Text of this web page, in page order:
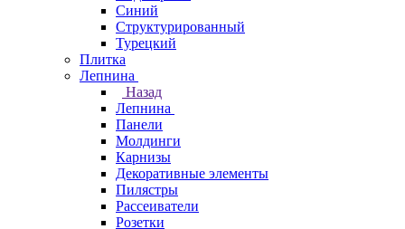
Синий
Структурированный
Турецкий
Плитка
Лепнина
Назад
Лепнина
Панели
Молдинги
Карнизы
Декоративные элементы
Пилястры
Рассеиватели
Розетки